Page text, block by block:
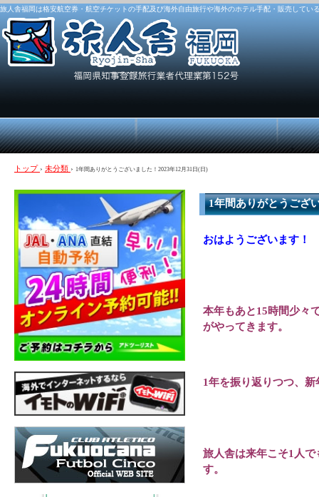
旅人舎福岡は格安航空券・航空チケットの手配及び海外自由旅行や海外のホテル手配・販売して
トップ › 未分類 › 1年間ありがとうございました！2023年12月31日(日)
1年間ありがとうござ
おはようございます！
本年もあと15時間少々
がやってきます。
1年を振り返りつつ、
旅人舎は来年こそ1人
す。